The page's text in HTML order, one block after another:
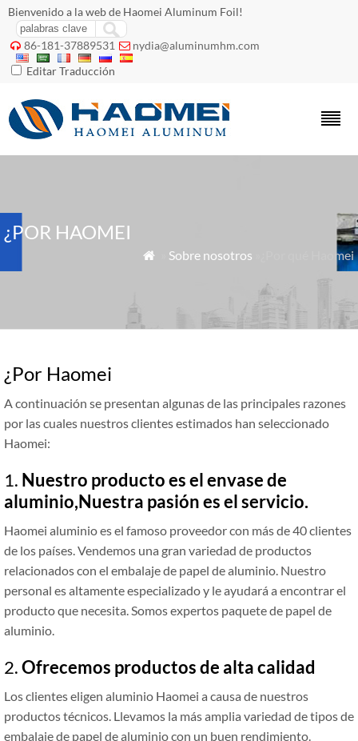
Bienvenido a la web de Haomei Aluminum Foil!
 86-181-37889531  nydia@aluminumhm.com
Editar Traducción
¿POR HAOMEI
 Sobre nosotros »¿Por qué Haomei
¿Por Haomei
A continuación se presentan algunas de las principales razones
por las cuales nuestros clientes estimados han seleccionado
Haomei:
1. Nuestro producto es el envase de
aluminio,Nuestra pasión es el servicio.
Haomei aluminio es el famoso proveedor con más de 40 clientes
de los países. Vendemos una gran variedad de productos
relacionados con el embalaje de papel de aluminio. Nuestro
personal es altamente especializado y le ayudará a encontrar el
producto que necesita. Somos expertos paquete de papel de
aluminio.
2.Ofrecemos productos de alta calidad
Los clientes eligen aluminio Haomei a causa de nuestros
productos técnicos. Llevamos la más amplia variedad de tipos de
embalaje de papel de aluminio con un buen rendimiento.